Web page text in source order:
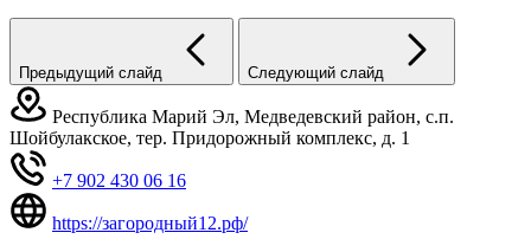
Предыдущий слайд Следующий слайд
Республика Марий Эл, Медведевский район, с.п.
Шойбулакское, тер. Придорожный комплекс, д. 1
+7 902 430 06 16
https://загородный12.рф/